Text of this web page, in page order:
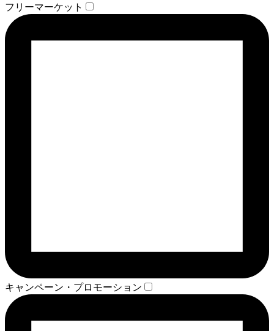
フリーマーケット
キャンペーン・プロモーション